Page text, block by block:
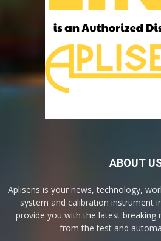
ABOUT
Aplisens is your news, technology,
system and calibration instrument
provide you with the latest breaking
from the test and